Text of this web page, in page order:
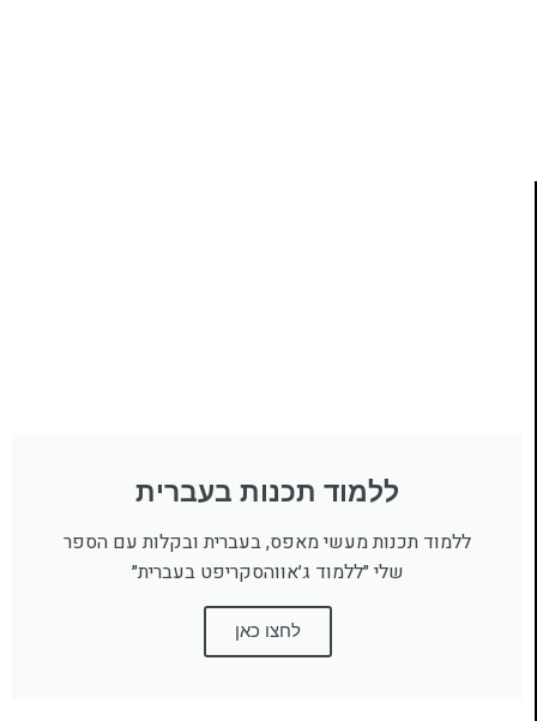
ללמוד תכנות בעברית
ללמוד תכנות מעשי מאפס, בעברית ובקלות עם הספר
שלי ״ללמוד ג׳אווהסקריפט בעברית״
לחצו כאן